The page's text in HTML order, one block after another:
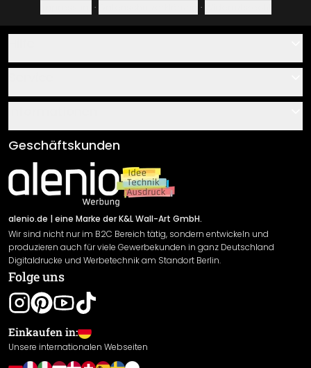
· ·
Über uns
Klebe- und Montageanleitungen
Newsletter An-/Abmeldung
Sendungsverfolgung
AGB
Impressum
Versand & Zahlung
Rücksendung
Widerrufsrecht
Datenschutzerklärung
Gewährleistung
Leistungserklärung / CE-Zeichen
Cookie Einstellungen
Geschäftskunden
alenio.de | eine Marke der K&L Wall-Art GmbH.
Wir sind nicht nur im B2C Bereich tätig, sondern entwickeln und
produzieren auch für viele Gewerbekunden in ganz Deutschland
Digitaldrucke und Werbetechnik am Standort Berlin.
Folge uns
Einkaufen in:
Unsere internationalen Webseiten